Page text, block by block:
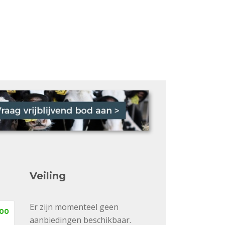
Veiling
Er zijn momenteel geen
aanbiedingen beschikbaar.